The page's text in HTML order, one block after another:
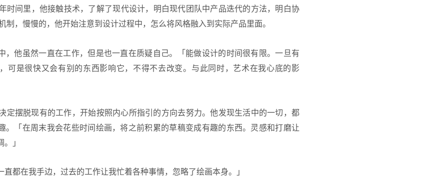
时间里，他接触技术，了解了现代设计，明白现代团队中产品迭代的方法，明白协
制，慢慢的，他开始注意到设计过程中，怎么将风格融入到实际产品里面。
，他虽然一直在工作，但是也一直在质疑自己。「能做设计的时间很有限。一旦有
可是很快又会有别的东西影响它，不得不去改变。与此同时，艺术在我心底的影
定摆脱现有的工作，开始按照内心所指引的方向去努力。他发现生活中的一切，都
。「在周末我会花些时间绘画，将之前积累的草稿变成有趣的东西。灵感和打磨让
」
都在我手边，过去的工作让我忙着各种事情，忽略了绘画本身。」